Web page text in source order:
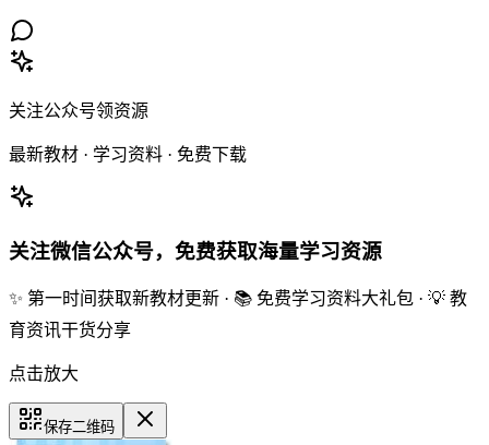
关注公众号领资源
最新教材 · 学习资料 · 免费下载
关注微信公众号，免费获取海量学习资源
✨ 第一时间获取新教材更新 · 📚 免费学习资料大礼包 · 💡 教
育资讯干货分享
点击放大
保存二维码